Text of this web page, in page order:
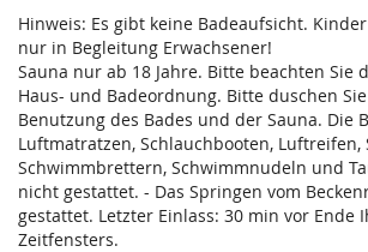
Hinweis: Es gibt keine Badeaufsicht.
nur in Begleitung Erwachsener!
Sauna nur ab 18 Jahre. Bitte beachten Sie
Haus- und Badeordnung. Bitte duschen
Benutzung des Bades und der Sauna. Die
Luftmatratzen, Schlauchbooten, Luftreifen,
Schwimmbrettern, Schwimmnudeln und
nicht gestattet. - Das Springen vom
gestattet. Letzter Einlass: 30 min vor Ende
Zeitfensters.